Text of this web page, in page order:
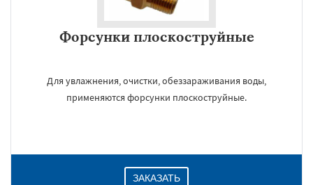
Форсунки плоскоструйные
Для увлажнения, очистки, обеззараживания воды,
применяются форсунки плоскоструйные.
ЗАКАЗАТЬ